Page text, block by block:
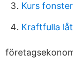
Kurs
Kraftfulla